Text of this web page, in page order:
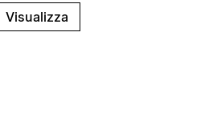
Visualizza